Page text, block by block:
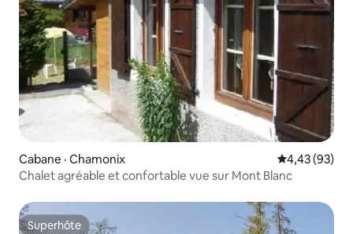
Cabane · Chamonix Note
4,43 (93)
Chalet agréable et confortable vue sur Mont Blanc
Superhôte